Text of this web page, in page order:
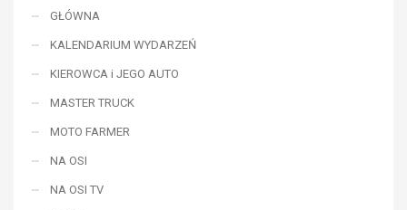
GŁÓWNA
KALENDARIUM WYDARZEŃ
KIEROWCA i JEGO AUTO
MASTER TRUCK
MOTO FARMER
NA OSI
NA OSI TV